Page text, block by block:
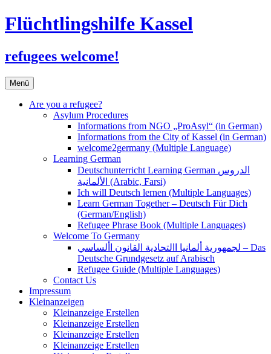
Flüchtlingshilfe Kassel
refugees welcome!
Menü Zum
Inhalt
springen
Are you a refugee?
Asylum Procedures
Informations from NGO „ProAsyl“ (in German)
Informations from the City of Kassel (in German)
welcome2germany (Multiple Language)
Learning German
Deutschunterricht Learning German الدروس
الألمانية (Arabic, Farsi)
Ich will Deutsch lernen (Multiple Languages)
Learn German Together – Deutsch Für Dich
(German/English)
Refugee Phrase Book (Multiple Languages)
Welcome To Germany
لجمهورية ألمانيا االتحادية القانون األساسي – Das
Deutsche Grundgesetz auf Arabisch
Refugee Guide (Multiple Languages)
Contact Us
Impressum
Kleinanzeigen
Kleinanzeige Erstellen
Kleinanzeige Erstellen
Kleinanzeige Erstellen
Kleinanzeige Erstellen